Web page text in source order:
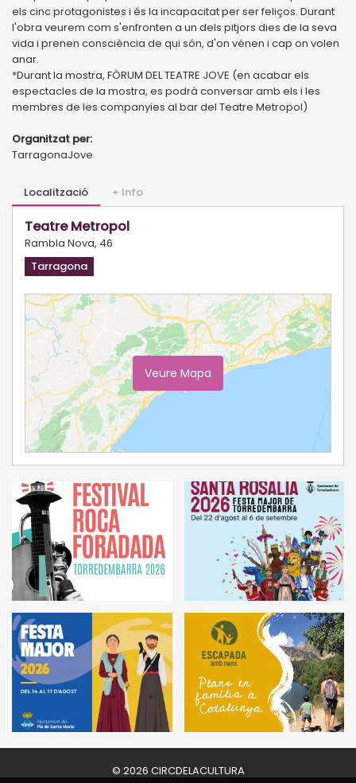
els cinc protagonistes i és la incapacitat per ser feliços. Durant
l'obra veurem com s'enfronten a un dels pitjors dies de la seva
vida i prenen consciència de qui són, d'on vénen i cap on volen
anar.
*Durant la mostra, FÒRUM DEL TEATRE JOVE (en acabar els
espectacles de la mostra, es podrà conversar amb els i les
membres de les companyies al bar del Teatre Metropol)
Organitzat per:
TarragonaJove
Localització + Info
Teatre Metropol
Rambla Nova, 46
Tarragona
Veure Mapa
© 2026 CIRCDELACULTURA